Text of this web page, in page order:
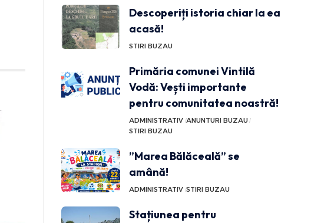
Descoperiți istoria chiar la ea
acasă!
STIRI BUZAU
Primăria comunei Vintilă
Vodă: Vești importante
pentru comunitatea noastră!
ADMINISTRATIV ANUNTURI BUZAU
STIRI BUZAU
”Marea Bălăceală” se
amână!
ADMINISTRATIV STIRI BUZAU
Stațiunea pentru